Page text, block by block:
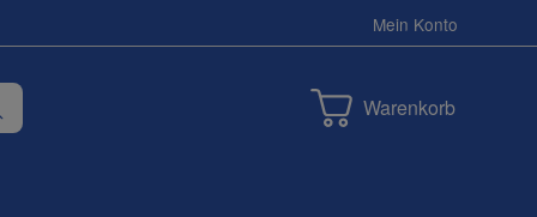
Mein Konto
Warenkorb